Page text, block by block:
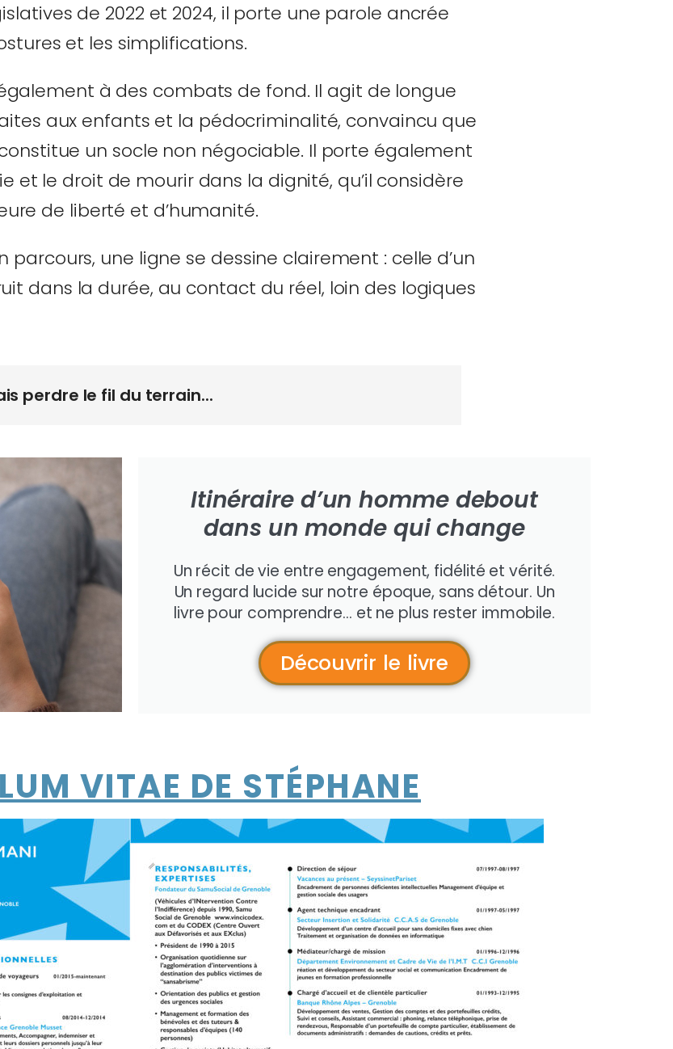
de 2022 et 2024, il porte une parole ancrée
et les simplifications.
à des combats de fond. Il agit de longue
aux enfants et la pédocriminalité, convaincu que
un socle non négociable. Il porte également
et le droit de mourir dans la dignité, qu’il considère
de liberté et d’humanité.
parcours, une ligne se dessine clairement : celle d’un
dans la durée, au contact du réel, loin des logiques
perdre le fil du terrain...
Itinéraire d’un homme debout
dans un monde qui change
Un récit de vie entre engagement, fidélité et vérité.
Un regard lucide sur notre époque, sans détour. Un
livre pour comprendre… et ne plus rester immobile.
Découvrir le livre
VITAE DE STÉPHANE